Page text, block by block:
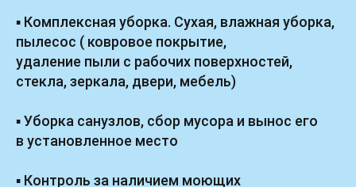
▪ Комплексная уборка. Сухая, влажная уборка,
пылесос ( ковровое покрытие,
удаление пыли с рабочих поверхностей,
стекла, зеркала, двери, мебель)
▪ Уборка санузлов, сбор мусора и вынос его
в установленное место
▪ Контроль за наличием моющих